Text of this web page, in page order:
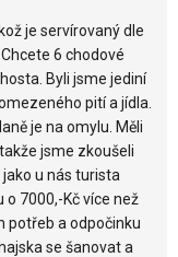
je servírovaný dle
6 chodové
Byli jsme jediní
pití a jídla.
je na omylu. Měli
jsme zkoušeli
u nás turista
7000,-Kč více než
potřeb a odpočinku
se šanovat a